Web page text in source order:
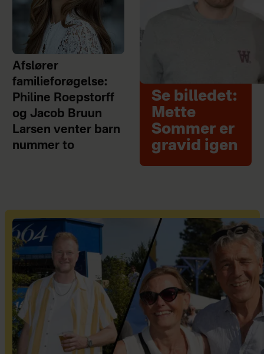
Afslører
familieforøgelse:
Philine Roepstorff
og Jacob Bruun
Larsen venter barn
nummer to
Se billedet:
Mette
Sommer er
gravid igen